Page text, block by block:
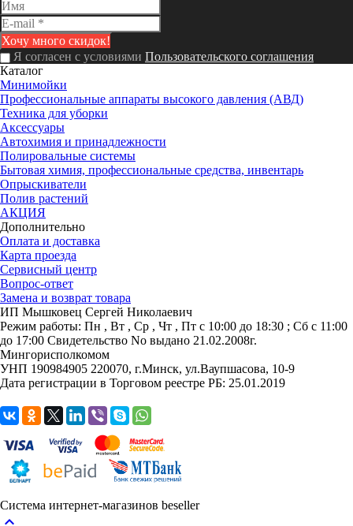
Я согласен с условиями Пользовательского соглашения
Каталог
Минимойки
Профессиональные аппараты высокого давления (АВД)
Техника для уборки
Аксессуары
Автохимия и принадлежности
Полировальные системы
Бытовая химия, профессиональные средства, инвентарь
Опрыскиватели
Полив растений
АКЦИЯ
Дополнительно
Оплата и доставка
Карта проезда
Сервисный центр
Вопрос-ответ
Замена и возврат товара
ИП Мышковец Сергей Николаевич
Режим работы: Пн , Вт , Ср , Чт , Пт c 10:00 до 18:30 ; Сб c 11:00
до 17:00 Свидетельство No выдано 21.02.2008г.
Мингорисполкомом
УНП 190984905 220070, г.Минск, ул.Ваупшасова, 10-9
Дата регистрации в Торговом реестре РБ: 25.01.2019
Система интернет-магазинов beseller